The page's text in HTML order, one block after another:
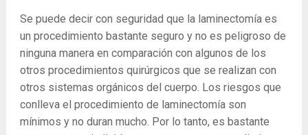
Se puede decir con seguridad que la laminectomía es
un procedimiento bastante seguro y no es peligroso de
ninguna manera en comparación con algunos de los
otros procedimientos quirúrgicos que se realizan con
otros sistemas orgánicos del cuerpo. Los riesgos que
conlleva el procedimiento de laminectomía son
mínimos y no duran mucho. Por lo tanto, es bastante